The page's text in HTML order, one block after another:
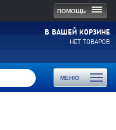
ПОМОЩЬ
В ВАШЕЙ КОРЗИНЕ
НЕТ ТОВАРОВ
МЕНЮ
Toggle